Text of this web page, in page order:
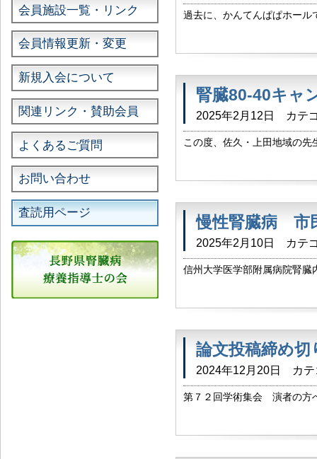
過去に、かんてんぱぱホール
腎臓80-40キャ
2025年2月12日 カテ
この度、佐久・上田地域の
慢性腎臓病 市
2025年2月10日 カテ
信州大学医学部附属病院腎
論文投稿締め
2024年12月20日 カ
第７２回学術集会 演者の方
会員施設一覧・リンク
会員情報更新・変更
新規入会について
関連リンク・賛助会員
よくあるご質問
お問い合わせ
査読用ページ